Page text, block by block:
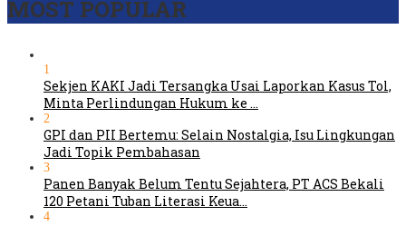
MOST POPULAR
1
Sekjen KAKI Jadi Tersangka Usai Laporkan Kasus Tol,
Minta Perlindungan Hukum ke …
2
GPI dan PII Bertemu: Selain Nostalgia, Isu Lingkungan
Jadi Topik Pembahasan
3
Panen Banyak Belum Tentu Sejahtera, PT ACS Bekali
120 Petani Tuban Literasi Keua…
4